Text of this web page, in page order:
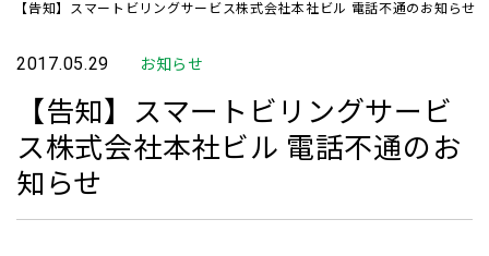
【告知】スマートビリングサービス株式会社本社ビル 電話不通のお知らせ
2017.05.29 お知らせ
【告知】スマートビリングサービ
ス株式会社本社ビル 電話不通のお
知らせ